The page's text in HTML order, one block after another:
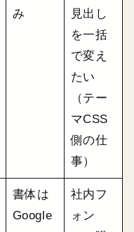
み
見出し
を一括
で変え
たい
（テー
マCSS
側の仕
事）
書体は
Google
社内フ
ォン